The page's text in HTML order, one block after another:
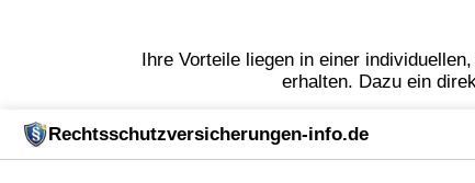
Rechtsschutzversicherungen-info.de
Ihre Vorteile liegen in einer
erhalten. Dazu ein